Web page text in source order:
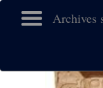
Archives